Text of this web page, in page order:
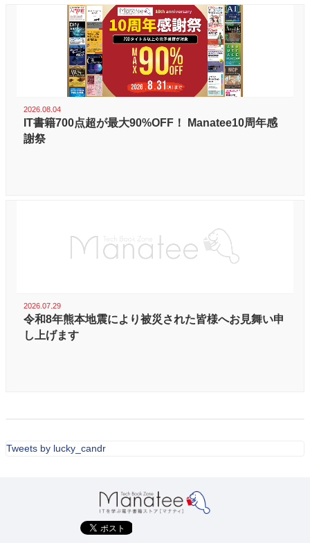
2026.08.04
IT書籍700点超が最大90%OFF！ Manatee10周年感
謝祭
2026.07.29
令和8年熊本地震により被災された皆様へお見舞い申
し上げます
Tweets by lucky_candr